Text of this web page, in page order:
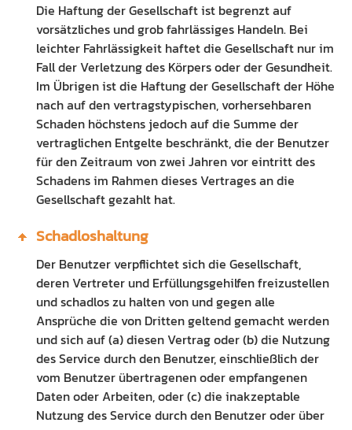
Die Haftung der Gesellschaft ist begrenzt auf
vorsätzliches und grob fahrlässiges Handeln. Bei
leichter Fahrlässigkeit haftet die Gesellschaft nur im
Fall der Verletzung des Körpers oder der Gesundheit.
Im Übrigen ist die Haftung der Gesellschaft der Höhe
nach auf den vertragstypischen, vorhersehbaren
Schaden höchstens jedoch auf die Summe der
vertraglichen Entgelte beschränkt, die der Benutzer
für den Zeitraum von zwei Jahren vor eintritt des
Schadens im Rahmen dieses Vertrages an die
Gesellschaft gezahlt hat.
Schadloshaltung
Der Benutzer verpflichtet sich die Gesellschaft,
deren Vertreter und Erfüllungsgehilfen freizustellen
und schadlos zu halten von und gegen alle
Ansprüche die von Dritten geltend gemacht werden
und sich auf (a) diesen Vertrag oder (b) die Nutzung
des Service durch den Benutzer, einschließlich der
vom Benutzer übertragenen oder empfangenen
Daten oder Arbeiten, oder (c) die inakzeptable
Nutzung des Service durch den Benutzer oder über